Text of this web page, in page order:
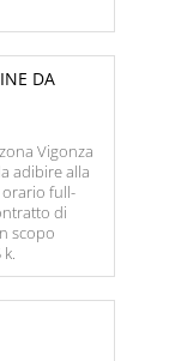
DA
Vigonza
adibire alla
orario full-
di
scopo